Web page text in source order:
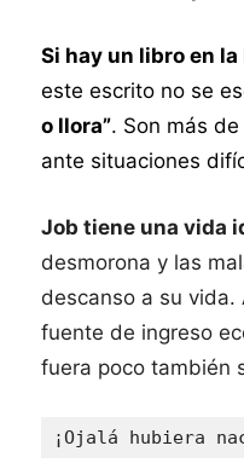
Si hay un libro en
este escrito no se
o llora”. Son más
ante situaciones
Job tiene una vida
desmorona y las
descanso a su vida.
fuente de ingreso
fuera poco también
¡Ojalá hubiera